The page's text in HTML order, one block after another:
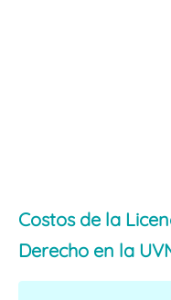
Costos de la
Derecho en la